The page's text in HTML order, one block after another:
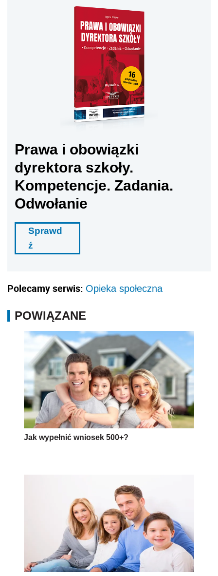
Prawa i obowiązki
dyrektora szkoły.
Kompetencje. Zadania.
Odwołanie
Sprawd
ź
Polecamy serwis: Opieka społeczna
POWIĄZANE
Jak wypełnić wniosek 500+?